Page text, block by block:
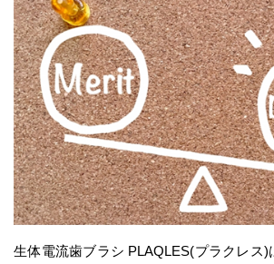
生体電流歯ブラシ PLAQLES(プラクレス)